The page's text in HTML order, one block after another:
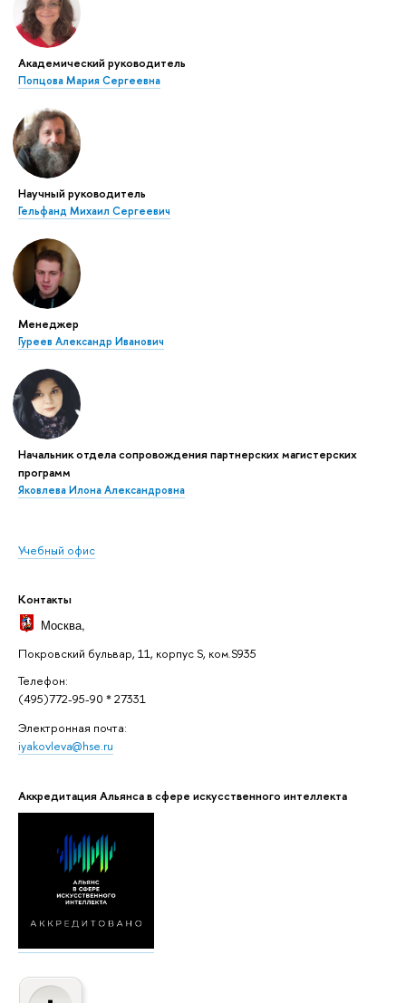
Академический руководитель
Попцова Мария Сергеевна
Научный руководитель
Гельфанд Михаил Сергеевич
Менеджер
Гуреев Александр Иванович
Начальник отдела сопровождения партнерских магистерских
программ
Яковлева Илона Александровна
Учебный офис
Контакты
Москва,
Покровский бульвар, 11, корпус S, ком.S935
Телефон:
(495)772-95-90 * 27331
Электронная почта:
iyakovleva@hse.ru
Аккредитация Альянса в сфере искусственного интеллекта